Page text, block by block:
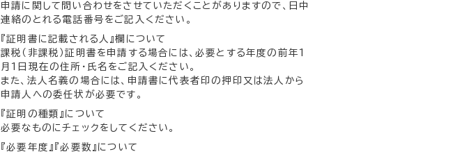
申請に関して問い合わせをさせていただくことがありますので、日中
連絡のとれる電話番号をご記入ください。
『証明書に記載される人』欄について
課税（非課税）証明書を申請する場合には、必要とする年度の前年1
月1日現在の住所・氏名をご記入ください。
また、法人名義の場合には、申請書に代表者印の押印又は法人から
申請人への委任状が必要です。
『証明の種類』について
必要なものにチェックをしてください。
『必要年度』『必要数』について